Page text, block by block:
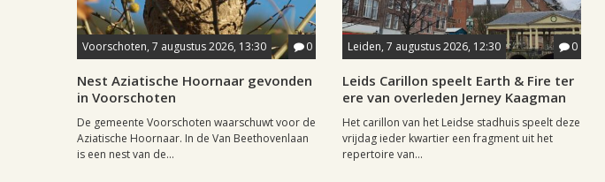
Voorschoten, 7 augustus 2026, 13:30 0
Nest Aziatische Hoornaar gevonden
in Voorschoten
De gemeente Voorschoten waarschuwt voor de
Aziatische Hoornaar. In de Van Beethovenlaan
is een nest van de...
Leiden, 7 augustus 2026, 12:30 0
Leids Carillon speelt Earth & Fire ter
ere van overleden Jerney Kaagman
Het carillon van het Leidse stadhuis speelt deze
vrijdag ieder kwartier een fragment uit het
repertoire van...